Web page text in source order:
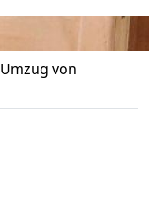
Umzug von